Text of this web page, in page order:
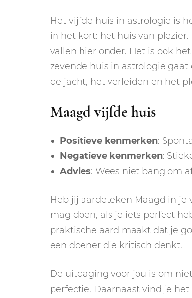
Het vijfde huis in astrologie is
in het kort: het huis van
vallen hier onder. Het is ook
zevende huis in astrologie gaat
de jacht, het verleiden en het
Maagd vijfde huis
Positieve kenmerken:
Negatieve kenmerken:
Advies: Wees niet bang om
Heb jij aardeteken Maagd in je
mag doen, als je iets perfect
praktische aard maakt dat je
een doener die kritisch denkt.
De uitdaging voor jou is om
perfectie. Daarnaast vind je